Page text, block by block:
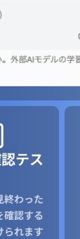
テス
終わった
確認する
られます